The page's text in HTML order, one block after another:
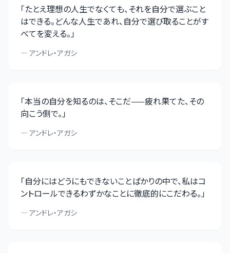
「たとえ理想の人生でなくても、それを自分で選ぶこと
はできる。どんな人生であれ、自分で選び取ることがす
べてを変える。」
— アンドレ・アガシ
「本当の自分を知るのは、そこだ——疲れ果てた、その
向こう側で。」
— アンドレ・アガシ
「自分にはどうにもできないことばかりの中で、私はコ
ントロールできるわずかなことに徹底的にこだわる。」
— アンドレ・アガシ